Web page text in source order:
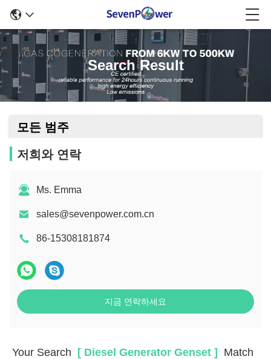
Search Result
모든 범주
저희와 연락
Ms. Emma
sales@sevenpower.com.cn
86-15308181874
지금 연락하세요
Your Search [ Diesel Generator Genset ]
Match